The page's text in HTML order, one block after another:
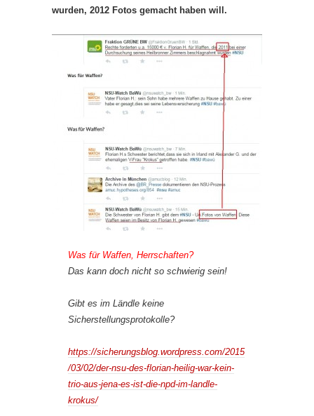
wurden, 2012 Fotos gemacht haben will.
Was für Waffen, Herrschaften?
Das kann doch nicht so schwierig sein!
Gibt es im Ländle keine
Sicherstellungsprotokolle?
https://sicherungsblog.wordpress.com/2015
/03/02/der-nsu-des-florian-heilig-war-kein-
trio-aus-jena-es-ist-die-npd-im-landle-
krokus/